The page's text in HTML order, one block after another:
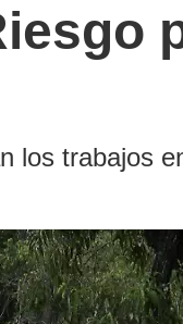
los trabajos